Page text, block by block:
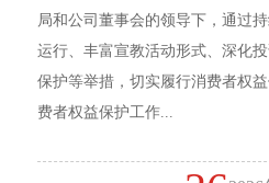
局和公司董事会的领导下，通过
运行、丰富宣教活动形式、深化
保护等举措，切实履行消费者权
费者权益保护工作...